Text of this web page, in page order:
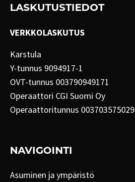
LASKUTUSTIEDOT
VERKKOLASKUTUS
Karstula
Y-tunnus 9094917-1
OVT-tunnus 003790949171
Operaattori CGI Suomi Oy
Operaattoritunnus 003703575029
NAVIGOINTI
Asuminen ja ympäristö